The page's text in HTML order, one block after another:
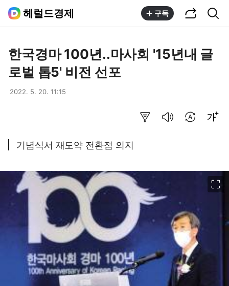
헤럴드경제 구독
한국경마 100년..마사회 '15년내 글
로벌 톱5' 비전 선포
2022. 5. 20. 11:15
기념식서 재도약 전환점 의지